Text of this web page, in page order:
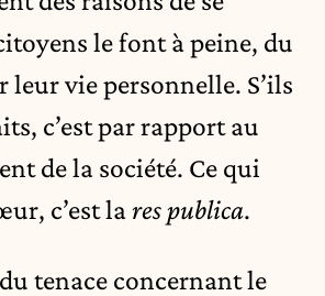
le font à peine, du
leur vie personnelle. S’ils
c’est par rapport au
de la société. Ce qui
c’est lares publica.
tenace concernant le